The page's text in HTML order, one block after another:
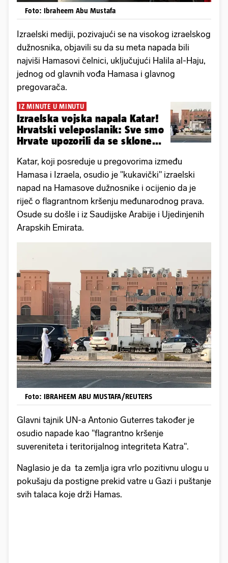
Foto: Ibraheem Abu Mustafa
Izraelski mediji, pozivajući se na visokog izraelskog
dužnosnika, objavili su da su meta napada bili
najviši Hamasovi čelnici, uključujući Halila al-Haju,
jednog od glavnih vođa Hamasa i glavnog
pregovarača.
IZ MINUTE U MINUTU
Izraelska vojska napala Katar!
Hrvatski veleposlanik: Sve smo
Hrvate upozorili da se sklone...
Katar, koji posreduje u pregovorima između
Hamasa i Izraela, osudio je "kukavički" izraelski
napad na Hamasove dužnosnike i ocijenio da je
riječ o flagrantnom kršenju međunarodnog prava.
Osude su došle i iz Saudijske Arabije i Ujedinjenih
Arapskih Emirata.
Foto: IBRAHEEM ABU MUSTAFA/REUTERS
Glavni tajnik UN-a Antonio Guterres također je
osudio napade kao "flagrantno kršenje
suvereniteta i teritorijalnog integriteta Katra".
Naglasio je da ta zemlja igra vrlo pozitivnu ulogu u
pokušaju da postigne prekid vatre u Gazi i puštanje
svih talaca koje drži Hamas.